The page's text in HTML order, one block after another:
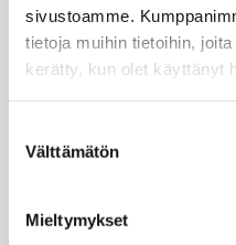
sivustoamme.
tietoja muihin tietoihin,
kerätty, kun olet käyttänyt
valinta
Välttämätön
Mieltymykset
JÄSENYYS
Henkilöjäsenyys
Jäsenmaksujen
Matkalaskut